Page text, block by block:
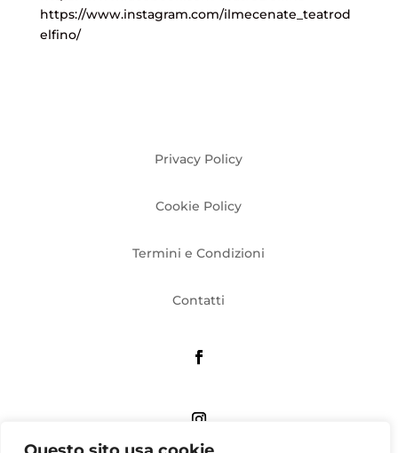
https://www.instagram.com/ilmecenate_teatrod
elfino/
Privacy Policy
Cookie Policy
Termini e Condizioni
Contatti